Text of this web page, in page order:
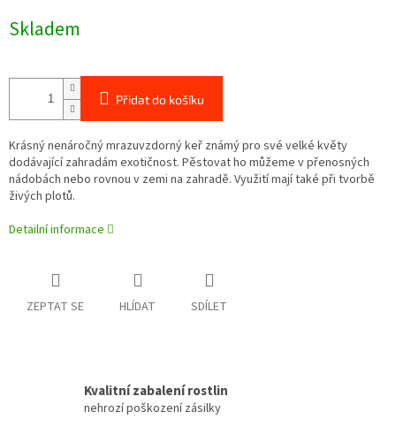
cena:
Skladem
Přidat do košíku
Krásný nenáročný mrazuvzdorný keř známý pro své velké květy
dodávající zahradám exotičnost. Pěstovat ho můžeme v přenosných
nádobách nebo rovnou v zemi na zahradě. Využití mají také při tvorbě
živých plotů.
Detailní informace
ZEPTAT SE HLÍDAT SDÍLET
Kvalitní zabalení rostlin
nehrozí poškození zásilky